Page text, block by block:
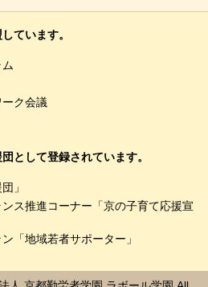
ています。
ク会議
として登録されています。
」
ス推進コーナー「京の子育て応援宣
「地域若者サポーター」